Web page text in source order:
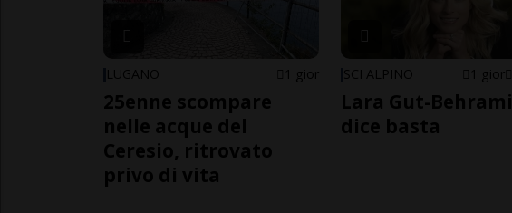
LUGANO 1 gior
25enne scompare
nelle acque del
Ceresio, ritrovato
privo di vita
SCI ALPINO 1 gior
Lara Gut-Behrami
dice basta